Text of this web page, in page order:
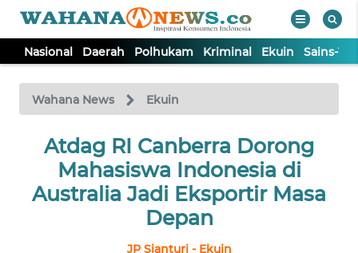
Nasional Daerah Polhukam Kriminal Ekuin Sains-
Wahana News Ekuin
Atdag RI Canberra Dorong
Mahasiswa Indonesia di
Australia Jadi Eksportir Masa
Depan
JP Sianturi - Ekuin
TV
Tutup
NASIONAL
DAERAH